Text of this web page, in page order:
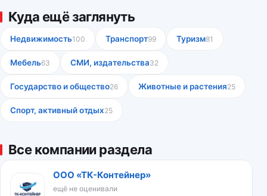
Куда ещё заглянуть
Недвижимость100 Транспорт99 Туризм81
Мебель63 СМИ, издательства32
Государство и общество26 Животные и растения25
Спорт, активный отдых25
Все компании раздела
ООО «ТК-Контейнер»
ещё не оценивали